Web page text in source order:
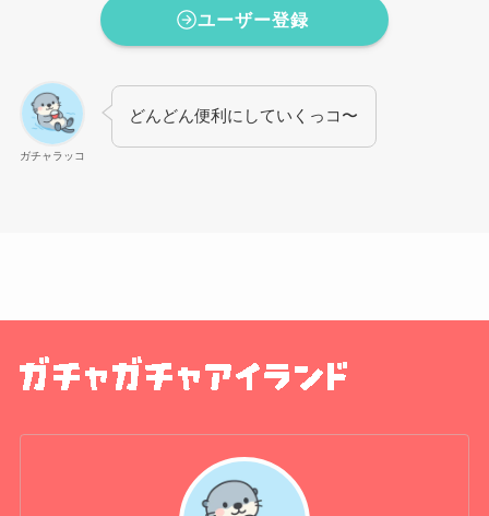
ユーザー登録
ガチャラッコ
どんどん便利にしていくっコ〜